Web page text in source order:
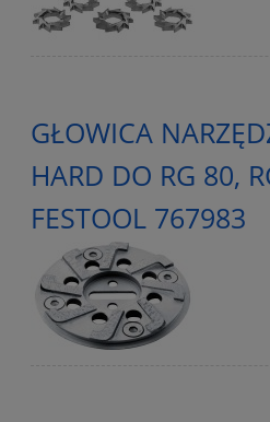
GŁOWICA
HARD DO RG 80,
FESTOOL 767983